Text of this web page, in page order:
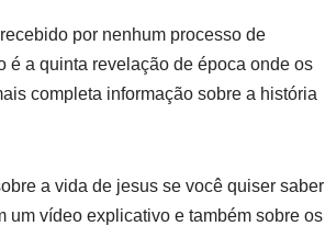
por nenhum processo de
é a quinta revelação de época onde os
completa informação sobre a história
a vida de jesus se você quiser saber
vídeo explicativo e também sobre os